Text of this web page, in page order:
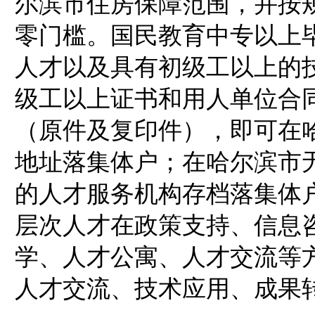
零门槛。国民教育中专以上
人才以及具有初级工以上
级工以上证书和用人单位合
（原件及复印件），即可
地址落集体户；在哈尔滨市
的人才服务机构存档落集体
层次人才在政策支持、信息
学、人才公寓、人才交流等
人才交流、技术应用、成